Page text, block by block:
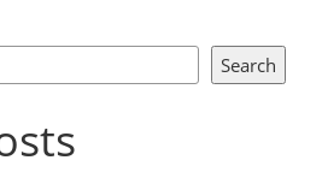
Search